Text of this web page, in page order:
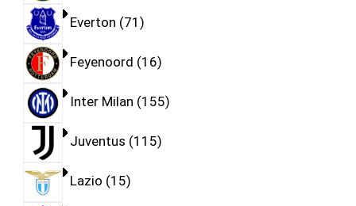
Everton 71
Feyenoord 16
Inter Milan 155
Juventus 115
Lazio 15